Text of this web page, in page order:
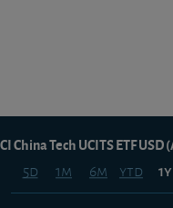
5d 1m 6m ytd 1y
China Tech UCITS ETF USD